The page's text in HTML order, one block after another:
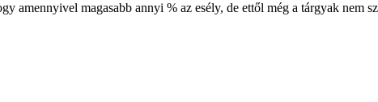
amennyivel magasabb annyi % az esély, de ettől még a tárgyak nem